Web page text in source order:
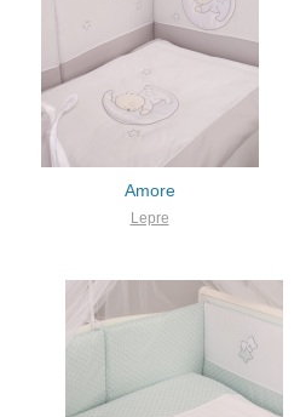
Amore
Lepre